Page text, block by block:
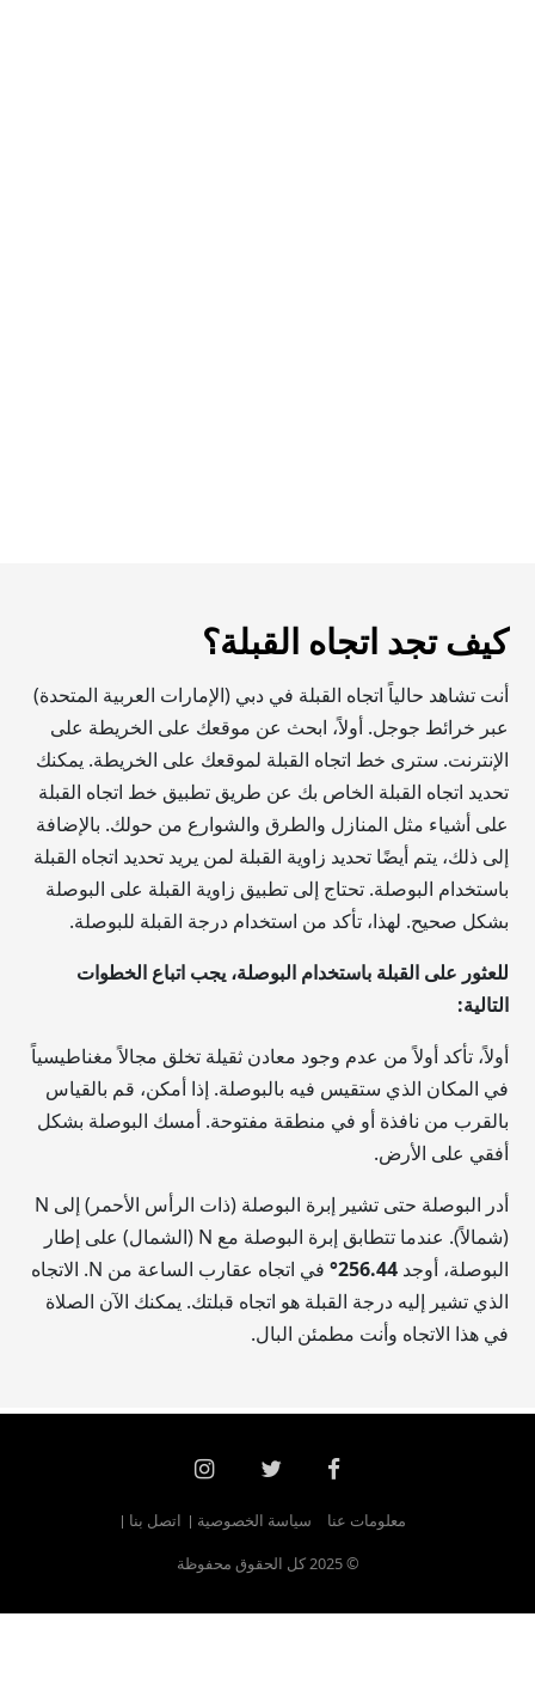
كيف تجد اتجاه القبلة؟
أنت تشاهد حالياً اتجاه القبلة في دبي (الإمارات العربية المتحدة)
عبر خرائط جوجل. أولاً، ابحث عن موقعك على الخريطة على
الإنترنت. سترى خط اتجاه القبلة لموقعك على الخريطة. يمكنك
تحديد اتجاه القبلة الخاص بك عن طريق تطبيق خط اتجاه القبلة
على أشياء مثل المنازل والطرق والشوارع من حولك. بالإضافة
إلى ذلك، يتم أيضًا تحديد زاوية القبلة لمن يريد تحديد اتجاه القبلة
باستخدام البوصلة. تحتاج إلى تطبيق زاوية القبلة على البوصلة
بشكل صحيح. لهذا، تأكد من استخدام درجة القبلة للبوصلة.
للعثور على القبلة باستخدام البوصلة، يجب اتباع الخطوات
التالية:
أولاً، تأكد أولاً من عدم وجود معادن ثقيلة تخلق مجالاً مغناطيسياً
في المكان الذي ستقيس فيه بالبوصلة. إذا أمكن، قم بالقياس
بالقرب من نافذة أو في منطقة مفتوحة. أمسك البوصلة بشكل
أفقي على الأرض.
أدر البوصلة حتى تشير إبرة البوصلة (ذات الرأس الأحمر) إلى N
(شمالاً). عندما تتطابق إبرة البوصلة مع N (الشمال) على إطار
البوصلة، أوجد256.44
°
في اتجاه عقارب الساعة من N. الاتجاه
الذي تشير إليه درجة القبلة هو اتجاه قبلتك. يمكنك الآن الصلاة
في هذا الاتجاه وأنت مطمئن البال.
معلومات عنا سياسة الخصوصية
اتصل بنا
© 2025 كل الحقوق محفوظة